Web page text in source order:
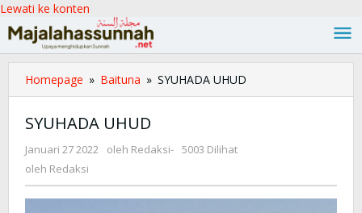
Lewati ke konten
Homepage » Baituna » SYUHADA UHUD
SYUHADA UHUD
Januari 27 2022 oleh Redaksi- 5003 Dilihat
oleh Redaksi